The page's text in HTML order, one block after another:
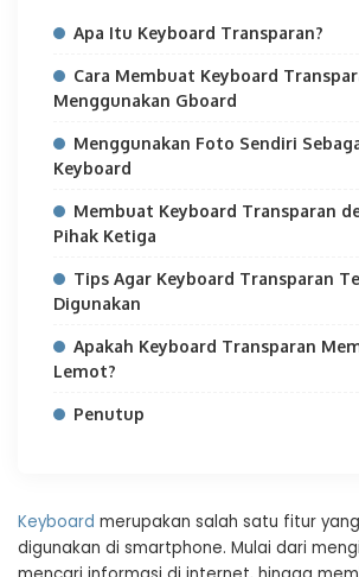
Apa Itu Keyboard Transparan?
Cara Membuat Keyboard
Menggunakan Gboard
Menggunakan Foto Sendiri
Keyboard
Membuat Keyboard Transparan
Pihak Ketiga
Tips Agar Keyboard Transparan
Digunakan
Apakah Keyboard Transparan
Lemot?
Penutup
Keyboard merupakan salah satu fitur
digunakan di smartphone. Mulai dari